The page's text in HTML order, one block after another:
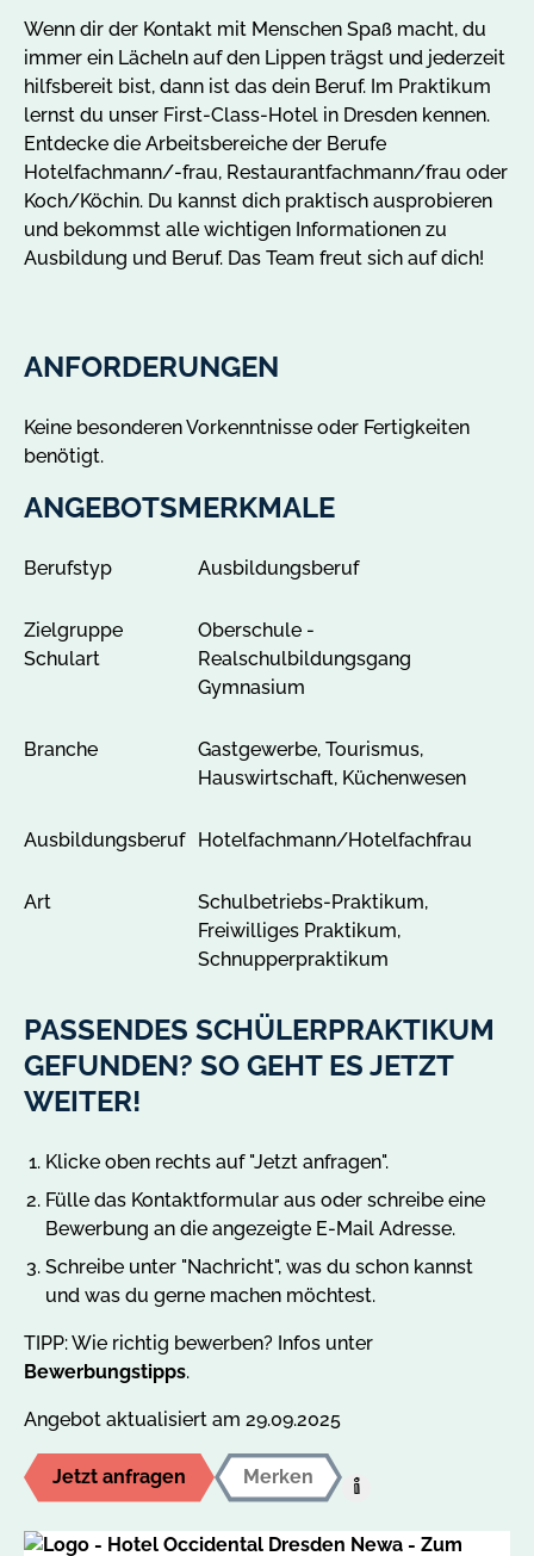
e
b
o
t
e
i
n
D
r
a
z
Wenn dir der Kontakt mit Menschen Spaß macht, du
immer ein Lächeln auf den Lippen trägst und jederzeit
hilfsbereit bist, dann ist das dein Beruf. Im Praktikum
lernst du unser First-Class-Hotel in Dresden kennen.
Entdecke die Arbeitsbereiche der Berufe
Hotelfachmann/-frau, Restaurantfachmann/frau oder
Koch/Köchin. Du kannst dich praktisch ausprobieren
und bekommst alle wichtigen Informationen zu
Ausbildung und Beruf. Das Team freut sich auf dich!
ANFORDERUNGEN
Keine besonderen Vorkenntnisse oder Fertigkeiten
benötigt.
ANGEBOTSMERKMALE
Berufstyp Ausbildungsberuf
Zielgruppe
Schulart
Oberschule -
Realschulbildungsgang
Gymnasium
Branche
Gastgewerbe, Tourismus,
Hauswirtschaft, Küchenwesen
Ausbildungsberuf Hotelfachmann/Hotelfachfrau
Art
Schulbetriebs-Praktikum,
Freiwilliges Praktikum,
Schnupperpraktikum
PASSENDES SCHÜLERPRAKTIKUM
GEFUNDEN? SO GEHT ES JETZT
WEITER!
Klicke oben rechts auf "Jetzt anfragen".
Fülle das Kontaktformular aus oder schreibe eine
Bewerbung an die angezeigte E-Mail Adresse.
Schreibe unter "Nachricht", was du schon kannst
und was du gerne machen möchtest.
TIPP: Wie richtig bewerben? Infos unter
Bewerbungstipps.
Angebot aktualisiert am 29.09.2025
Jetzt anfragen
Merken